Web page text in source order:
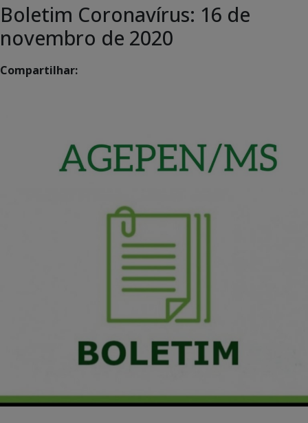
Boletim Coronavírus: 16 de
novembro de 2020
Compartilhar: